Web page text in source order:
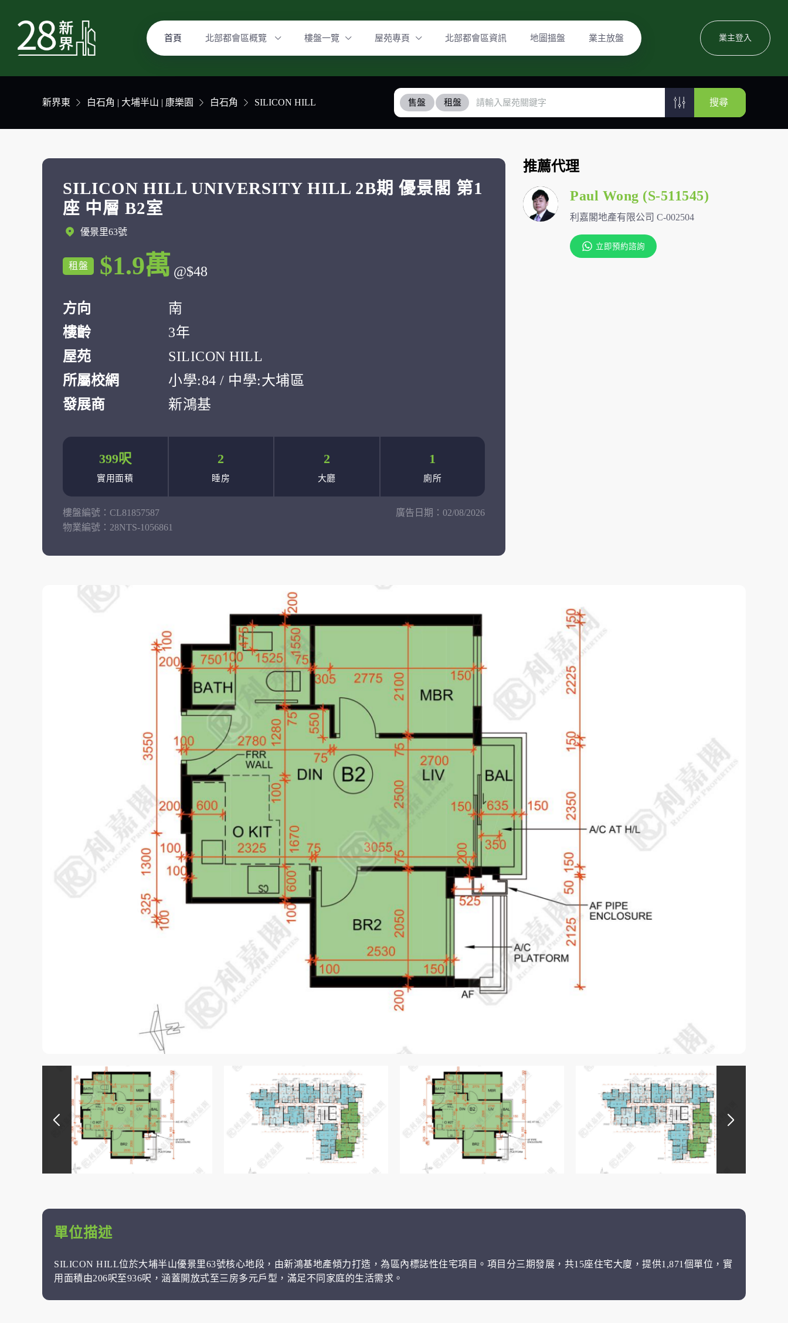
首頁 北部都會區概覽 樓盤一覽 屋苑專頁 北部都會區資訊 地圖搵盤 業主放盤 業主登入
新界東 白石角 | 大埔半山 | 康樂園 白石角 SILICON HILL 售盤 租盤 搜尋
SILICON HILL UNIVERSITY HILL 2B期 優景閣 第1
座 中層 B2室
優景里63號
租盤 $1.9萬 @$48
方向
南
樓齡
3年
屋苑
SILICON HILL
所屬校網
小學:84 / 中學:大埔區
發展商
新鴻基
399呎
實用面積
2
睡房
2
大廳
1
廁所
樓盤編號： CL81857587
物業編號： 28NTS-1056861
廣告日期： 02/08/2026
推薦代理
Paul Wong (S-511545)
利嘉閣地產有限公司 C-002504
立即預約諮詢
單位描述
SILICON HILL位於大埔半山優景里63號核心地段，由新鴻基地產傾力打造，為區內標誌性住宅項目。項目分三期發展，共15座住宅大廈，提供1,871個單位，實
用面積由206呎至936呎，涵蓋開放式至三房多元戶型，滿足不同家庭的生活需求。